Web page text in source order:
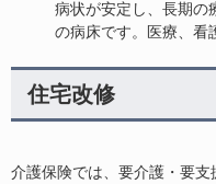
病状が安定し、長期の
の病床です。医療、看
住宅改修
介護保険では、要介護・要